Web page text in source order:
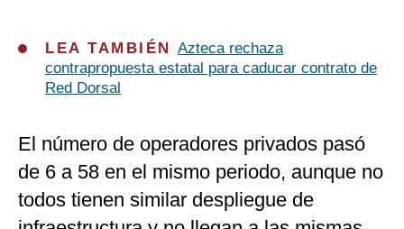
LEA TAMBIÉN Azteca rechaza
contrapropuesta estatal para caducar contrato de
Red Dorsal
El número de operadores privados pasó
de 6 a 58 en el mismo periodo, aunque no
todos tienen similar despliegue de